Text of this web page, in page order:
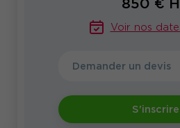
850 €
Voir nos
Demander un devis
S'inscrire